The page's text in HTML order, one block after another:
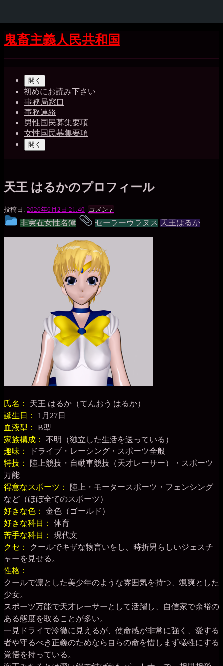
コ
ン
テ
鬼畜主義人民共和国
シ
ン
開く
初めにお読み下さい
事務局窓口
事務連絡
男性国民募集要項
女性国民募集要項
開く
天王 はるかのプロフィール
投稿日: 2026年6月2日 21:40 一
枚
の
銀
貨
コメント
投
稿
非実在女性名簿
タ
グ
セーラーウラヌス 天王はるか
氏名：
天王 はるか（てんおう はるか）
誕生日：
1月27日
血液型：
B型
家族構成：
不明（独立した生活を送っている）
趣味：
ドライブ・レーシング・スポーツ全般
特技：
陸上競技・自動車競技（天才レーサー）・スポーツ
万能
得意なスポーツ：
陸上・モータースポーツ・フェンシング
など（ほぼ全てのスポーツ）
好きな色：
金色（ゴールド）
好きな科目：
体育
苦手な科目：
現代文
クセ：
クールでキザな物言いをし、時折男らしいジェスチ
ャーを見せる。
性格：
クールで凛とした美少年のような雰囲気を持つ、颯爽とした
少女。
スポーツ万能で天才レーサーとして活躍し、自信家で余裕の
ある態度を取ることが多い。
一見ドライで冷徹に見えるが、使命感が非常に強く、愛する
者や守るべき正義のためなら自らの命を惜しまず犠牲にする
覚悟を持っている。